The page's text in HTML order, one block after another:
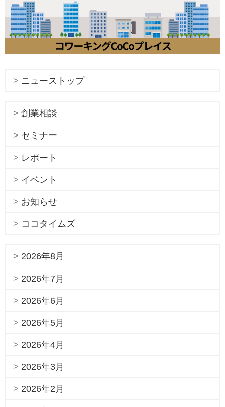
ニューストップ
創業相談
セミナー
レポート
イベント
お知らせ
ココタイムズ
2026年8月
2026年7月
2026年6月
2026年5月
2026年4月
2026年3月
2026年2月